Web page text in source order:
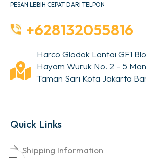
PESAN LEBIH CEPAT DARI TELPON
+628132055816
Harco Glodok Lantai GF1
Hayam Wuruk No. 2 – 5
Taman Sari Kota Jakarta
Quick Links
Shipping Information